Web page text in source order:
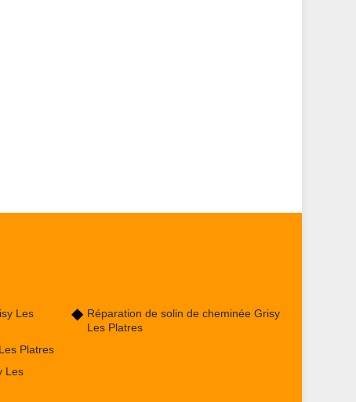
Les
Platres
Les
Réparation de solin de cheminée Grisy
Les Platres